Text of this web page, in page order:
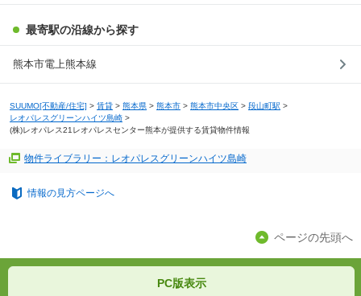
最寄駅の沿線から探す
熊本市電上熊本線
SUUMO[不動産/住宅] > 賃貸 > 熊本県 > 熊本市 > 熊本市中央区 > 段山町駅 >
レオパレスグリーンハイツ島崎 >
(株)レオパレス21レオパレスセンター熊本が提供する賃貸物件情報
物件ライブラリー：レオパレスグリーンハイツ島崎
情報の見方ページへ
ページの先頭へ
PC版表示